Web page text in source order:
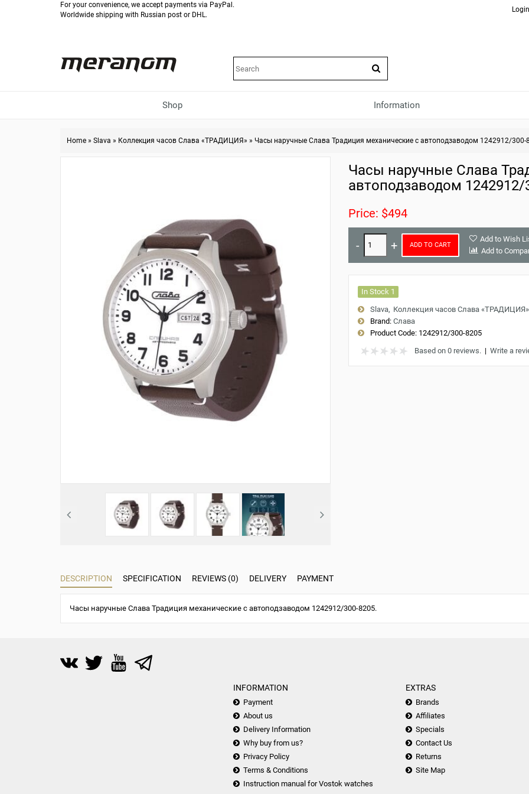
For your convenience, we accept payments via PayPal.
Worldwide shipping with Russian post or DHL.
Shop Information
Home » Slava » Коллекция часов Слава «ТРАДИЦИЯ» » Часы наручные Слава Традиция механические с автоподзаводом 1242912/300-
Часы наручные Слава
автоподзаводом 1242912/
Price: $494
ADD TO CART
Add to Wish
Add to
In Stock 1
Slava
Коллекция часов Слава «ТРАДИЦИЯ»
Brand: Слава
Product Code:1242912/300-8205
Based on 0 reviews.| Write a
DESCRIPTION SPECIFICATION REVIEWS (0) DELIVERY PAYMENT
Часы наручные Слава Традиция механические с автоподзаводом 1242912/300-8205.
INFORMATION
Payment
About us
Delivery Information
Why buy from us?
Privacy Policy
Terms & Conditions
Instruction manual for Vostok watches
EXTRAS
Brands
Affiliates
Specials
Contact Us
Returns
Site Map